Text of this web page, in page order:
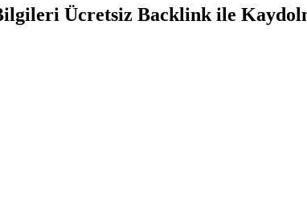
Ücretsiz Backlink ile